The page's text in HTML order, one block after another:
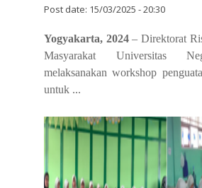
Post date: 15/03/2025 - 20:30
Yogyakarta, 2024– Direktorat
Masyarakat Universitas
melaksanakan workshop
untuk ...